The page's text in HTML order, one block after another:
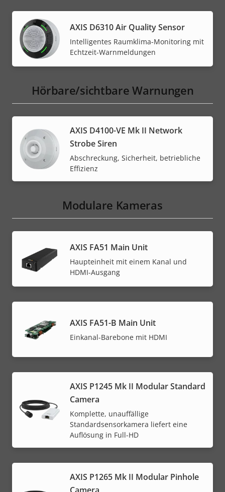
AXIS D6310 Air Quality Sensor
Intelligentes Raumklima-Monitoring mit
Echtzeit-Warnmeldungen
Hörbare/sichtbare Warnungen
AXIS D4100-VE Mk II Network
Strobe Siren
Abschreckung, Sicherheit, betriebliche
Effizienz
Modulare Kameras
AXIS FA51 Main Unit
Haupteinheit mit einem Kanal und
HDMI-Ausgang
AXIS FA51-B Main Unit
Einkanal-Barebone mit HDMI
AXIS P1245 Mk II Modular Standard
Camera
Komplette, unauffällige
Standardsensorkamera liefert eine
Auflösung in Full-HD
AXIS P1265 Mk II Modular Pinhole